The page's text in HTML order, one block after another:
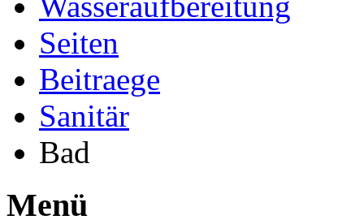
Seiten
Beitraege
Sanitär
Bad
Menü